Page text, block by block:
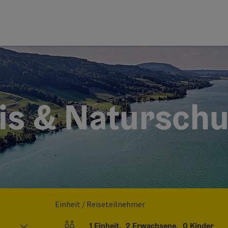
&
Einheit / Reiseteilnehmer
1 Einheit, 2 Erwachsene, 0 Kinder